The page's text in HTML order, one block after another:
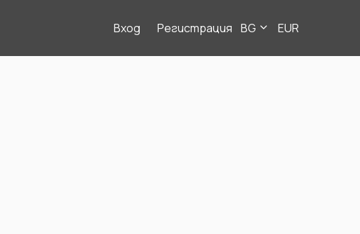
Вход Регистрация BG EUR